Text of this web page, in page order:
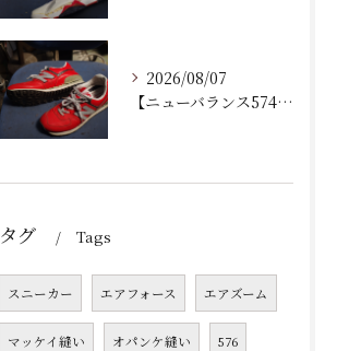
2026/08/07
【ニューバランス574修理】加水分解したウェッジヒールの部分交換手順と費用・耐久性を徹底解説！
タグ Tags
スニーカー エアフォース エアズーム
マッケイ縫い オパンケ縫い 576